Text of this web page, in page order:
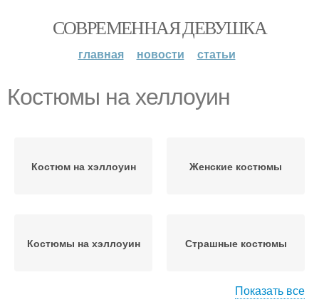
СОВРЕМЕННАЯ ДЕВУШКА
главная новости статьи
Костюмы на хеллоуин
Костюм на хэллоуин Женские костюмы
Костюмы на хэллоуин Страшные костюмы
Показать все